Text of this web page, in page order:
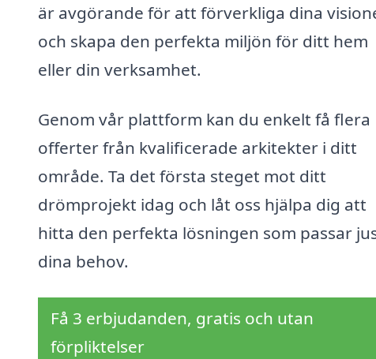
är avgörande för att förverkliga dina
och skapa den perfekta miljön för ditt hem
eller din verksamhet.
Genom vår plattform kan du enkelt få flera
offerter från kvalificerade arkitekter i ditt
område. Ta det första steget mot ditt
drömprojekt idag och låt oss hjälpa dig att
hitta den perfekta lösningen som passar
dina behov.
Få 3 erbjudanden, gratis och utan
förpliktelser